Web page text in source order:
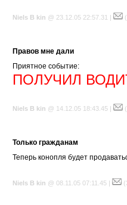
Niels B kin @ 23.12.05 22:57.31 |
Правов мне дали
Приятное событие:
ПОЛУЧИЛ
Niels B kin @ 14.12.05 18:43.45 |
Только гражданам
Теперь конопля будет
Niels B kin @ 08.11.05 07:11.45 |